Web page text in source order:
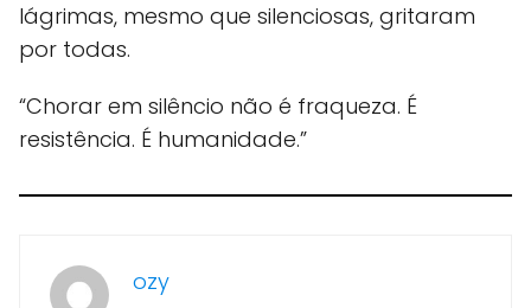
lágrimas, mesmo que silenciosas, gritaram
por todas.
“Chorar em silêncio não é fraqueza. É
resistência. É humanidade.”
ozy